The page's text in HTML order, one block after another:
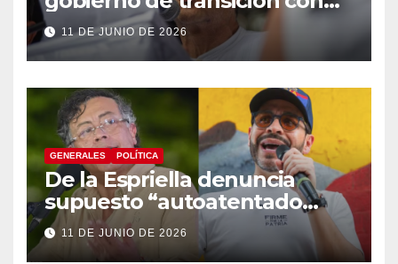
énfasis en el empalme
institucional y una eventual
constituyente
11 DE JUNIO DE 2026
GENERALES POLÍTICA
De la Espriella denuncia
supuesto “autoatentado
legislativo” tras decisión de
suspender provisionalmente
11 DE JUNIO DE 2026